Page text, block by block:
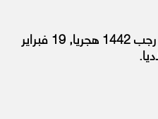
الجمعة, 7 رجب 1442 هجريا, 19 فبراير